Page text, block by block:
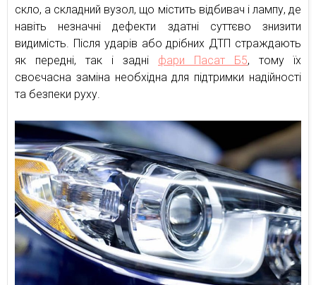
скло, а складний вузол, що містить відбивач і лампу, де
навіть незначні дефекти здатні суттєво знизити
видимість. Після ударів або дрібних ДТП страждають
як передні, так і задні фари Пасат Б5, тому їх
своєчасна заміна необхідна для підтримки надійності
та безпеки руху.